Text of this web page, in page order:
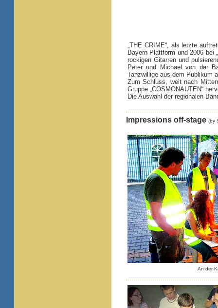
„THE CRIME“, als letzte
Bayern Plattform und 2006 bei
rockigen Gitarren und
Peter und Michael von der
Tanzwillige aus dem Publikum
Zum Schluss, weit nach
Gruppe „COSMONAUTEN“
Die Auswahl der regionalen
Impressions off-stage (by
An der